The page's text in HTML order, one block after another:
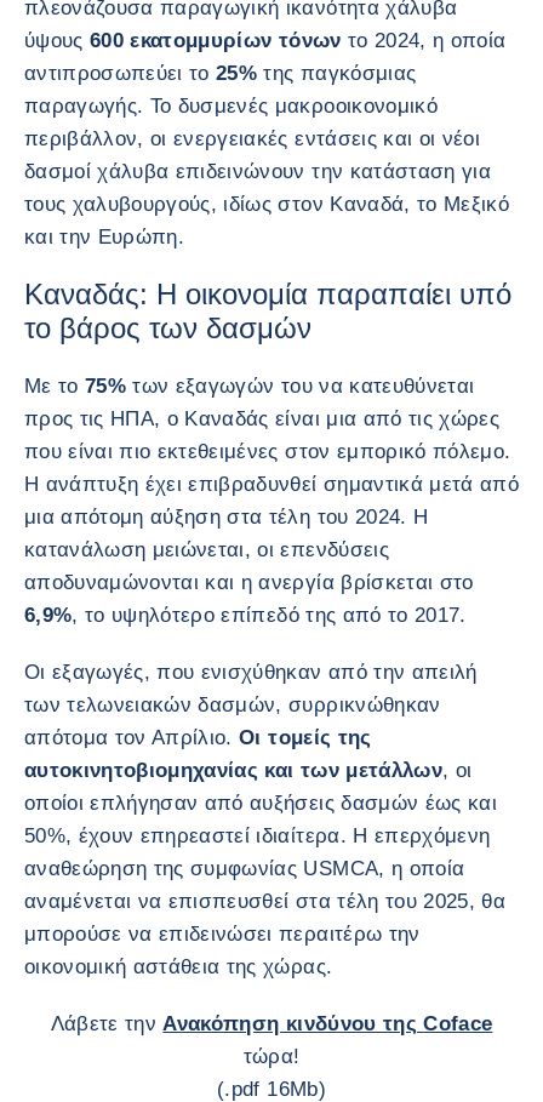
πλεονάζουσα παραγωγική ικανότητα χάλυβα
ύψους600 εκατομμυρίων τόνων το 2024, η οποία
αντιπροσωπεύει το25% της παγκόσμιας
παραγωγής. Το δυσμενές μακροοικονομικό
περιβάλλον, οι ενεργειακές εντάσεις και οι νέοι
δασμοί χάλυβα επιδεινώνουν την κατάσταση για
τους χαλυβουργούς, ιδίως στον Καναδά, το Μεξικό
και την Ευρώπη.
Καναδάς: Η οικονομία παραπαίει υπό
το βάρος των δασμών
Με το75% των εξαγωγών του να κατευθύνεται
προς τις ΗΠΑ, ο Καναδάς είναι μια από τις χώρες
που είναι πιο εκτεθειμένες στον εμπορικό πόλεμο.
Η ανάπτυξη έχει επιβραδυνθεί σημαντικά μετά από
μια απότομη αύξηση στα τέλη του 2024. Η
κατανάλωση μειώνεται, οι επενδύσεις
αποδυναμώνονται και η ανεργία βρίσκεται στο
6,9%, το υψηλότερο επίπεδό της από το 2017.
Οι εξαγωγές, που ενισχύθηκαν από την απειλή
των τελωνειακών δασμών, συρρικνώθηκαν
απότομα τον Απρίλιο.Οι τομείς της
αυτοκινητοβιομηχανίας και των μετάλλων, οι
οποίοι επλήγησαν από αυξήσεις δασμών έως και
50%, έχουν επηρεαστεί ιδιαίτερα. Η επερχόμενη
αναθεώρηση της συμφωνίας USMCA, η οποία
αναμένεται να επισπευσθεί στα τέλη του 2025, θα
μπορούσε να επιδεινώσει περαιτέρω την
οικονομική αστάθεια της χώρας.
Λάβετε τηνΑνακόπηση κινδύνου της Coface
τώρα!
(.pdf 16Mb)